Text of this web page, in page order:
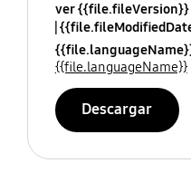
ver {{file.fileVersion}}
{{file.languageName}}
Descargar